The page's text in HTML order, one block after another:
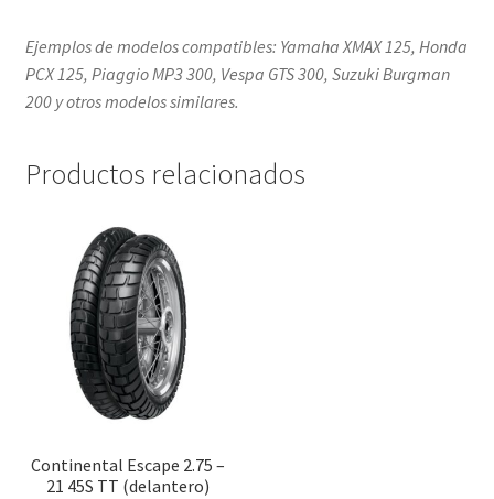
Ejemplos de modelos compatibles: Yamaha XMAX 125, Honda
PCX 125, Piaggio MP3 300, Vespa GTS 300, Suzuki Burgman
200 y otros modelos similares.
Productos relacionados
Continental Escape 2.75 –
21 45S TT (delantero)